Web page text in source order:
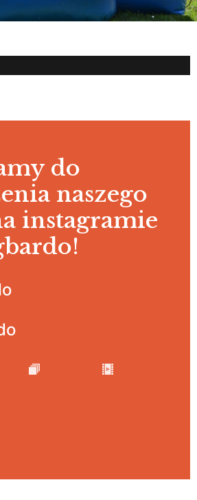
do
naszego
instagramie
!